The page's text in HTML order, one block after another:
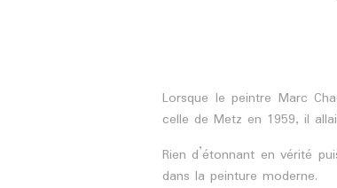
Lorsque le peintre Marc
celle de Metz en 1959, il
Rien d’étonnant en vérité
dans la peinture moderne.